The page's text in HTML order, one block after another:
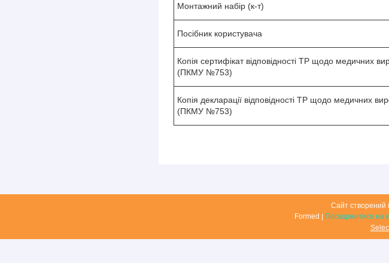
Монтажний набір (к-т)
Посібник користувача
Копія сертифікат відповідності ТР щодо медичних
(ПКМУ №753)
Копія декларації відповідності ТР щодо медичних
(ПКМУ №753)
Сайт створений
Поскаржитися на